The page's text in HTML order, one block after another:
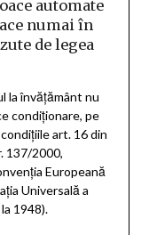
automate
numai în
de legea
la învățământ nu
condiționare, pe
art. 16 din
137/2000,
Europeană
Universală a
1948).